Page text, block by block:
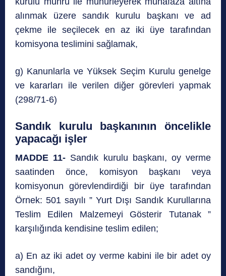
alınmak üzere sandık kurulu başkanı ve ad
çekme ile seçilecek en az iki üye tarafından
komisyona teslimini sağlamak,
g) Kanunlarla ve Yüksek Seçim Kurulu genelge
ve kararları ile verilen diğer görevleri yapmak
(298/71-6)
Sandık kurulu başkanının öncelikle
yapacağı işler
MADDE 11- Sandık kurulu başkanı, oy verme
saatinden önce, komisyon başkanı veya
komisyonun görevlendirdiği bir üye tarafından
Örnek: 501 sayılı ” Yurt Dışı Sandık Kurullarına
Teslim Edilen Malzemeyi Gösterir Tutanak ”
karşılığında kendisine teslim edilen;
a) En az iki adet oy verme kabini ile bir adet oy
sandığını,